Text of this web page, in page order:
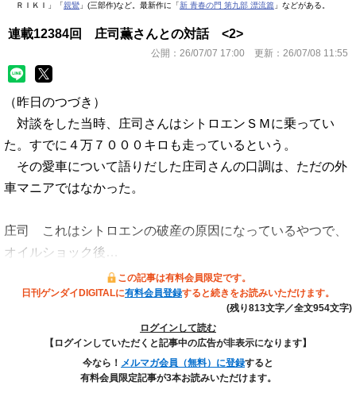
ＲＩＫＩ」「親鸞 」(三部作)など。最新作に「新 青春の門 第九部 漂流篇 」などがある。
連載12384回 庄司薫さんとの対話 <2>
公開： 26/07/07 17:00 更新： 26/07/08 11:55
（昨日のつづき）
対談をした当時、庄司さんはシトロエンＳＭに乗ってい
た。すでに４万７０００キロも走っているという。
その愛車について語りだした庄司さんの口調は、ただの外
車マニアではなかった。
庄司 これはシトロエンの破産の原因になっているやつで、
オイルショック後…
この記事は有料会員限定です。
日刊ゲンダイDIGITALに有料会員登録すると続きをお読みいただけます。
(残り813文字／全文954文字)
ログインして読む
【ログインしていただくと記事中の広告が非表示になります】
今なら！ メルマガ会員（無料）に登録すると
有料会員限定記事が3本お読みいただけます。